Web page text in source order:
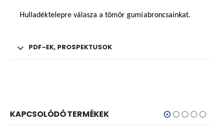
Hulladéktelepre válasza a tömör gumiabroncsainkat.
PDF-EK, PROSPEKTUSOK
KAPCSOLÓDÓ TERMÉKEK